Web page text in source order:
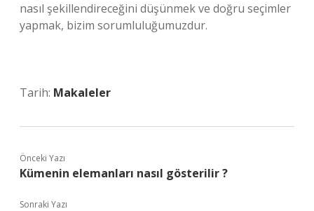
nasıl şekillendireceğini düşünmek ve doğru seçimler
yapmak, bizim sorumluluğumuzdur.
Tarih: Makaleler
Önceki Yazı
Kümenin elemanları nasıl gösterilir ?
Sonraki Yazı